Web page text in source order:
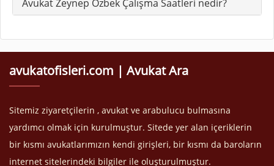
Avukat Zeynep Özbek Çalışma Saatleri nedir?
avukatofisleri.com | Avukat Ara
Sitemiz ziyaretçilerin , avukat ve arabulucu bulmasına
yardımcı olmak için kurulmuştur. Sitede yer alan içeriklerin
bir kısmı avukatlarımızın kendi girişleri, bir kısmı da baroların
internet sitelerindeki bilgiler ile oluşturulmuştur.